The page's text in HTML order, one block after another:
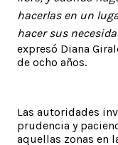
hacerlas en un
hacer sus
expresó Diana
de ocho años.
Las autoridades
prudencia y
aquellas zonas en